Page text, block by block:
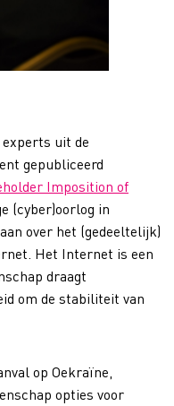
experts uit de
gepubliceerd
Imposition of
(cyber)oorlog in
over het (gedeeltelijk)
Het Internet is een
draagt
om de stabiliteit van
op Oekraïne,
opties voor